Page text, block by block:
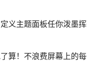
义主题面板任你泼墨
算！不浪费屏幕上的